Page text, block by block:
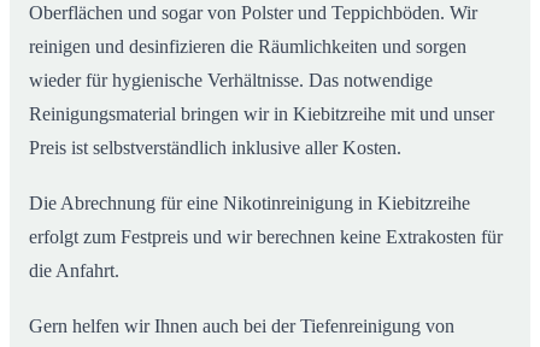
Oberflächen und sogar von Polster und Teppichböden. Wir
reinigen und desinfizieren die Räumlichkeiten und sorgen
wieder für hygienische Verhältnisse. Das notwendige
Reinigungsmaterial bringen wir in Kiebitzreihe mit und unser
Preis ist selbstverständlich inklusive aller Kosten.
Die Abrechnung für eine Nikotinreinigung in Kiebitzreihe
erfolgt zum Festpreis und wir berechnen keine Extrakosten für
die Anfahrt.
Gern helfen wir Ihnen auch bei der Tiefenreinigung von